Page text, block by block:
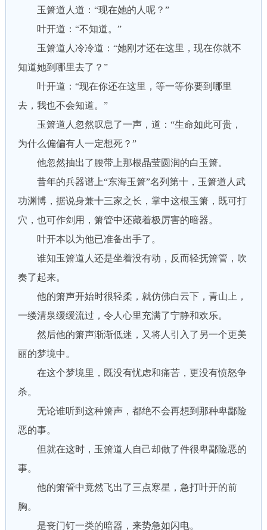
玉箫道人道：“现在她的人呢？”
叶开道：“不知道。”
玉箫道人冷冷道：“她刚才还在这里，现在你就不
知道她到哪里去了？”
叶开道：“现在你还在这里，等一等你要到哪里
去，我也不会知道。”
玉箫道人忽然叹息了一声，道：“生命如此可贵，
为什么偏偏有人一定想死？”
他忽然抽出了腰带上那根晶莹圆润的白玉箫。
昔年的兵器谱上“东海玉箫”名列第十，玉箫道人武
功渊博，据说身兼十三家之长，掌中这根玉箫，既可打
穴，也可作剑用，箫管中还藏着极厉害的暗器。
叶开本以为他已准备出手了。
谁知玉箫道人还是坐着没有动，反而轻抚箫管，吹
奏了起来。
他的箫声开始时很轻柔，就仿佛白云下，青山上，
一缕清泉缓缓流过，令人心里充满了宁静和欢乐。
然后他的箫声渐渐低迷，又将人引入了另一个更美
丽的梦境中。
在这个梦境里，既没有忧虑和痛苦，更没有愤怒争
杀。
无论谁听到这种箫声，都绝不会再想到那种卑鄙险
恶的事。
但就在这时，玉箫道人自己却做了件很卑鄙险恶的
事。
他的箫管中竟然飞出了三点寒星，急打叶开的前
胸。
是丧门钉一类的暗器，来势急如闪电。